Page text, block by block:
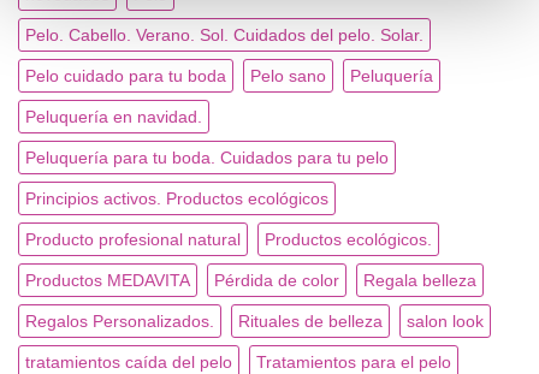
Pelo. Cabello. Verano. Sol. Cuidados del pelo. Solar.
Pelo cuidado para tu boda Pelo sano Peluquería
Peluquería en navidad.
Peluquería para tu boda. Cuidados para tu pelo
Principios activos. Productos ecológicos
Producto profesional natural Productos ecológicos.
Productos MEDAVITA Pérdida de color Regala belleza
Regalos Personalizados. Rituales de belleza salon look
tratamientos caída del pelo Tratamientos para el pelo